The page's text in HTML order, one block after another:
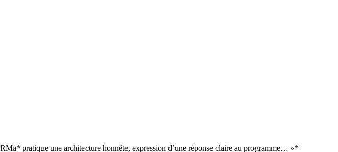
pratique une architecture honnête, expression d’une réponse claire au programme… »*